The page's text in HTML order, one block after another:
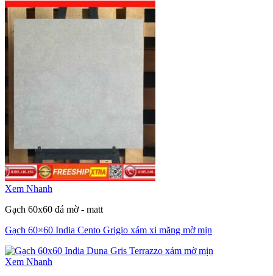
Xem Nhanh
Gạch 60x60 đá mờ - matt
Gạch 60×60 India Cento Grigio xám xi măng mờ mịn
Xem Nhanh